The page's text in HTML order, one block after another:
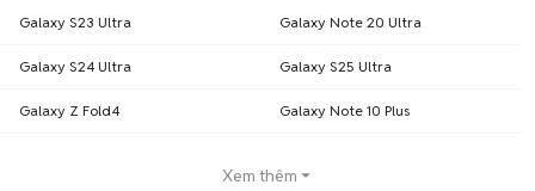
Galaxy S23 Ultra Galaxy Note 20 Ultra
Galaxy S24 Ultra Galaxy S25 Ultra
Galaxy Z Fold4 Galaxy Note 10 Plus
Xem thêm